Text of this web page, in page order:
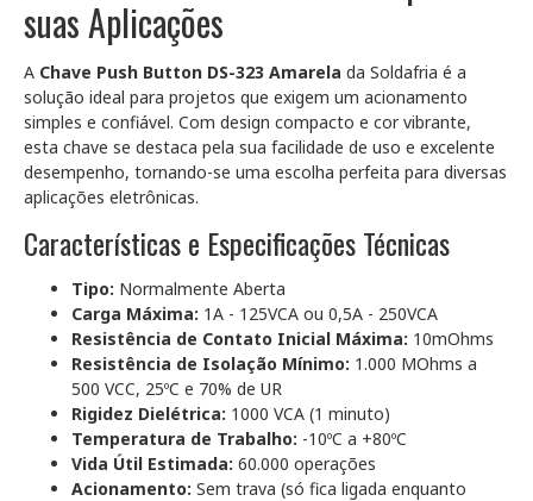
suas Aplicações
A Chave Push Button DS-323 Amarela da Soldafria é a
solução ideal para projetos que exigem um acionamento
simples e confiável. Com design compacto e cor vibrante,
esta chave se destaca pela sua facilidade de uso e excelente
desempenho, tornando-se uma escolha perfeita para diversas
aplicações eletrônicas.
Características e Especificações Técnicas
Tipo: Normalmente Aberta
Carga Máxima: 1A - 125VCA ou 0,5A - 250VCA
Resistência de Contato Inicial Máxima: 10mOhms
Resistência de Isolação Mínimo: 1.000 MOhms a
500 VCC, 25ºC e 70% de UR
Rigidez Dielétrica: 1000 VCA (1 minuto)
Temperatura de Trabalho: -10ºC a +80ºC
Vida Útil Estimada: 60.000 operações
Acionamento: Sem trava (só fica ligada enquanto